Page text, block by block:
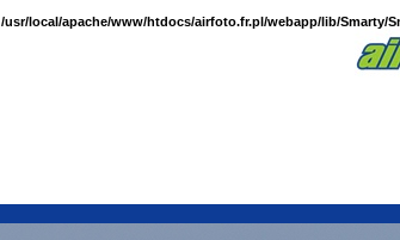
/usr/local/apache/www/htdocs/airfoto.fr.pl/webapp/lib/Smarty/